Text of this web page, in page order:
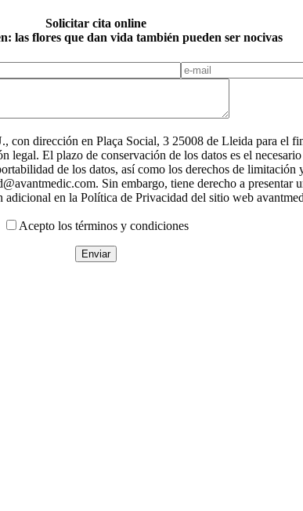
Solicitar cita online
las flores que dan vida también pueden ser nocivas
con dirección en Plaça Social, 3 25008 de Lleida para el
El plazo de conservación de los datos es el
de los datos, así como los derechos de
Sin embargo, tiene derecho a presentar
adicional en la Política de Privacidad del sitio web
Acepto los términos y condiciones